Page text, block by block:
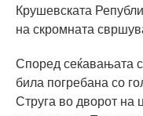
Крушевската
на скромната
Според сеќавањата
била погребана со
Струга во дворот на